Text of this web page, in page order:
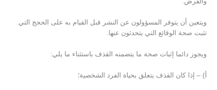
ويتعين أن يتوفر المسؤولون عن النشر قبل القيام به على الحجج التي
تثبت صحة الوقائع التي يتحدثون عنها.
ويجوز دائما إثبات صحة ما يتضمنه القذف باستثناء ما يلي:
أ) – إذا كان القذف يتعلق بحياة الفرد الشخصية؛